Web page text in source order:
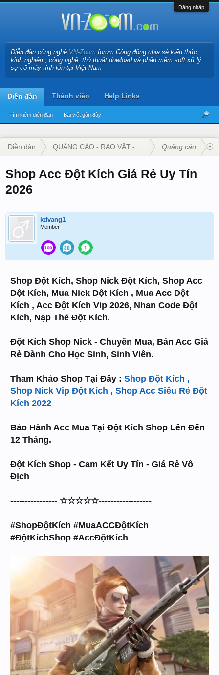
Đăng nhập
Diễn đàn công nghệ VN-Zoom forum Cộng đồng chia sẻ kiến thức
kinh nghiệm, công nghệ, thủ thuật dowload và phần mềm soft xử lý
sự cố máy tính lớn tại Việt Nam
Diễn đàn
Tìm kiếm diễn đàn Bài viết gần đây
Thành viên Help Links
Diễn đàn QUẢNG CÁO - RAO VẶT - KINH DOANHQuảng cáo
Shop Acc Đột Kích Giá Rẻ Uy Tín
2026
kdvang1
Member
Shop Đột Kích, Shop Nick Đột Kích, Shop Acc
Đột Kích, Mua Nick Đột Kích , Mua Acc Đột
Kích , Acc Đột Kích Vip 2026, Nhan Code Đột
Kích, Nạp Thẻ Đột Kích.
Đột Kích Shop Nick - Chuyên Mua, Bán Acc Giá
Rẻ Dành Cho Học Sinh, Sinh Viên.
Tham Khảo Shop Tại Đây : Shop Đột Kích ,
Shop Nick Vip Đột Kích , Shop Acc Siêu Rẻ Đột
Kích 2022
Bảo Hành Acc Mua Tại Đột Kích Shop Lên Đến
12 Tháng.
Đột Kích Shop - Cam Kết Uy Tín - Giá Rẻ Vô
Địch
---------------- ☆☆☆☆☆------------------
#ShopĐộtKích #MuaACCĐộtKích
#ĐộtKíchShop #AccĐộtKích